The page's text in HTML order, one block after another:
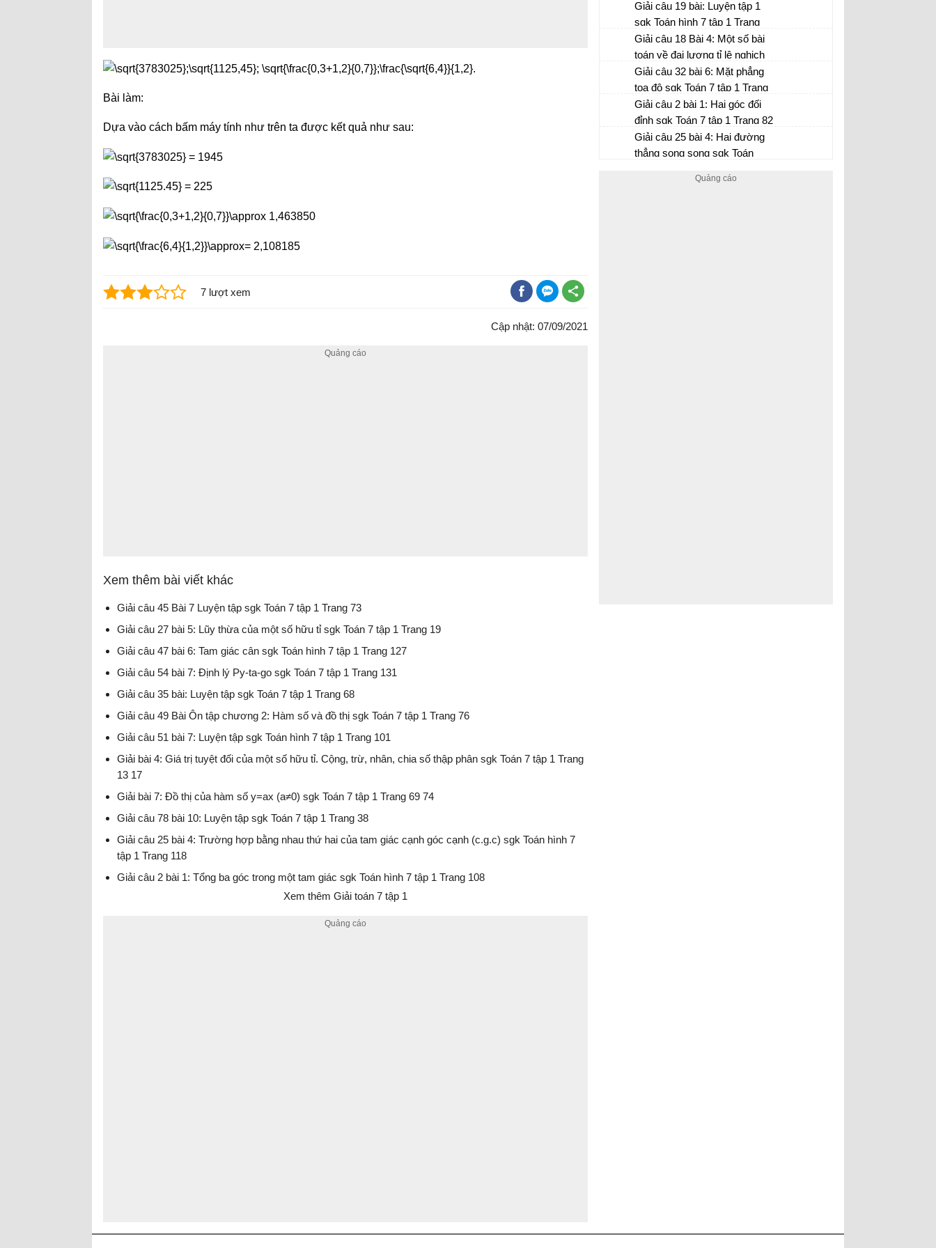
Bài làm:
Dựa vào cách bấm máy tính như trên ta được kết quả như sau:
7 lượt xem
Cập nhật: 07/09/2021
Xem thêm bài viết khác
Giải câu 45 Bài 7 Luyện tập sgk Toán 7 tập 1 Trang 73
Giải câu 27 bài 5: Lũy thừa của một số hữu tỉ sgk Toán 7 tập 1 Trang 19
Giải câu 47 bài 6: Tam giác cân sgk Toán hình 7 tập 1 Trang 127
Giải câu 54 bài 7: Định lý Py-ta-go sgk Toán 7 tập 1 Trang 131
Giải câu 35 bài: Luyện tập sgk Toán 7 tập 1 Trang 68
Giải câu 49 Bài Ôn tập chương 2: Hàm số và đồ thị sgk Toán 7 tập 1 Trang 76
Giải câu 51 bài 7: Luyện tập sgk Toán hình 7 tập 1 Trang 101
Giải bài 4: Giá trị tuyệt đối của một số hữu tỉ. Cộng, trừ, nhân, chia số thập phân sgk Toán 7 tập 1 Trang
13 17
Giải bài 7: Đồ thị của hàm số y=ax (a≠0) sgk Toán 7 tập 1 Trang 69 74
Giải câu 78 bài 10: Luyện tập sgk Toán 7 tập 1 Trang 38
Giải câu 25 bài 4: Trường hợp bằng nhau thứ hai của tam giác cạnh góc cạnh (c.g.c) sgk Toán hình 7
tập 1 Trang 118
Giải câu 2 bài 1: Tổng ba góc trong một tam giác sgk Toán hình 7 tập 1 Trang 108
Xem thêm Giải toán 7 tập 1
114
Giải câu 19 bài: Luyện tập 1
sgk Toán hình 7 tập 1 Trang
114
Giải câu 18 Bài 4: Một số bài
toán về đại lượng tỉ lệ nghịch
sgk Toán 7 tập 1 Trang 61
Giải câu 32 bài 6: Mặt phẳng
tọa độ sgk Toán 7 tập 1 Trang
67
Giải câu 2 bài 1: Hai góc đối
đỉnh sgk Toán 7 tập 1 Trang 82
Giải câu 25 bài 4: Hai đường
thẳng song song sgk Toán